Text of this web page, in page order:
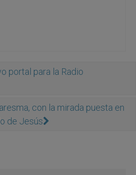
portal para la Radio
con la mirada puesta en
de Jesús